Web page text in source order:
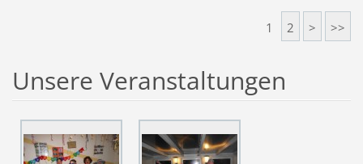
1 2 > >>
Unsere Veranstaltungen